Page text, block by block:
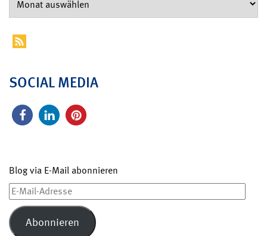
SOCIAL MEDIA
Blog via E-Mail abonnieren
E-
Mail-
Adresse
Abonnieren